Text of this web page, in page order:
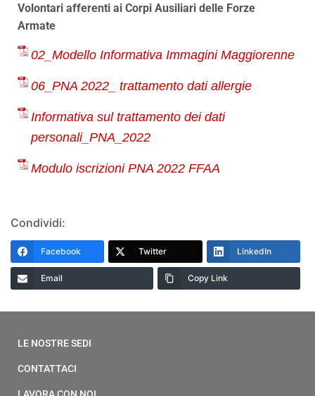
Volontari afferenti ai Corpi Ausiliari delle Forze
Armate
02_Modello Informativa Immagini Maggiorenne
06_PNA 2022_ trattamento dati allergie
Informativa sul trattamento dei dati
personali_PNA_2022
Modulo iscrizioni PNA 2022 FFAA
Condividi:
Facebook Twitter LinkedIn
Email Copy Link
LE NOSTRE SEDI
CONTATTACI
LAVORA CON NOI